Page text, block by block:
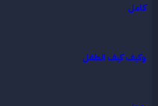
كامل
وكيف كيف الطفل